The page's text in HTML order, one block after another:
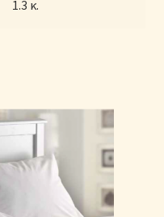
1.3 κ.